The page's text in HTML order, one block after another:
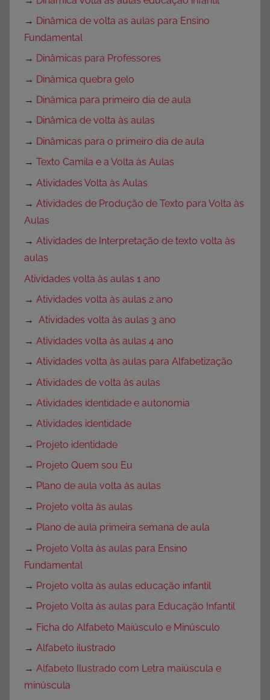
→ Dinâmica de volta as aulas para Ensino
Fundamental
→ Dinâmicas para Professores
→ Dinâmica quebra gelo
→ Dinâmica para primeiro dia de aula
→ Dinâmica de volta às aulas
→ Dinâmicas para o primeiro dia de aula
→ Texto Camila e a Volta às Aulas
→ Atividades Volta às Aulas
→ Atividades de Produção de Texto para Volta às
Aulas
→ Atividades de Interpretação de texto volta às
aulas
Atividades volta às aulas 1 ano
→ Atividades volta às aulas 2 ano
→ Atividades volta às aulas 3 ano
→ Atividades volta às aulas 4 ano
→ Atividades volta às aulas para Alfabetização
→ Atividades de volta às aulas
→ Atividades identidade e autonomia
→ Atividades identidade
→ Projeto identidade
→ Projeto Quem sou Eu
→ Plano de aula volta às aulas
→ Projeto volta às aulas
→ Plano de aula primeira semana de aula
→ Projeto Volta às aulas para Ensino
Fundamental
→ Projeto volta às aulas educação infantil
→ Projeto Volta às aulas para Educação Infantil
→ Ficha do Alfabeto Maiúsculo e Minúsculo
→ Alfabeto ilustrado
→ Alfabeto Ilustrado com Letra maiúscula e
minúscula